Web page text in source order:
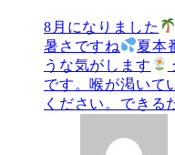
8月になりました
暑さですね
夏本
うな気がします
です。喉が渇いて
ください。でき